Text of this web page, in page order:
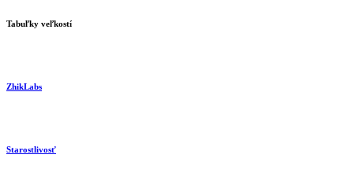
Tabuľky veľkostí
ZhikLabs
Starostlivosť